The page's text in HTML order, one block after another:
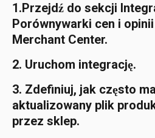
1.Przejdź do sekcji
Porównywarki cen i
Merchant Center.
2. Uruchom integrację.
3. Zdefiniuj, jak często
aktualizowany plik
przez sklep.